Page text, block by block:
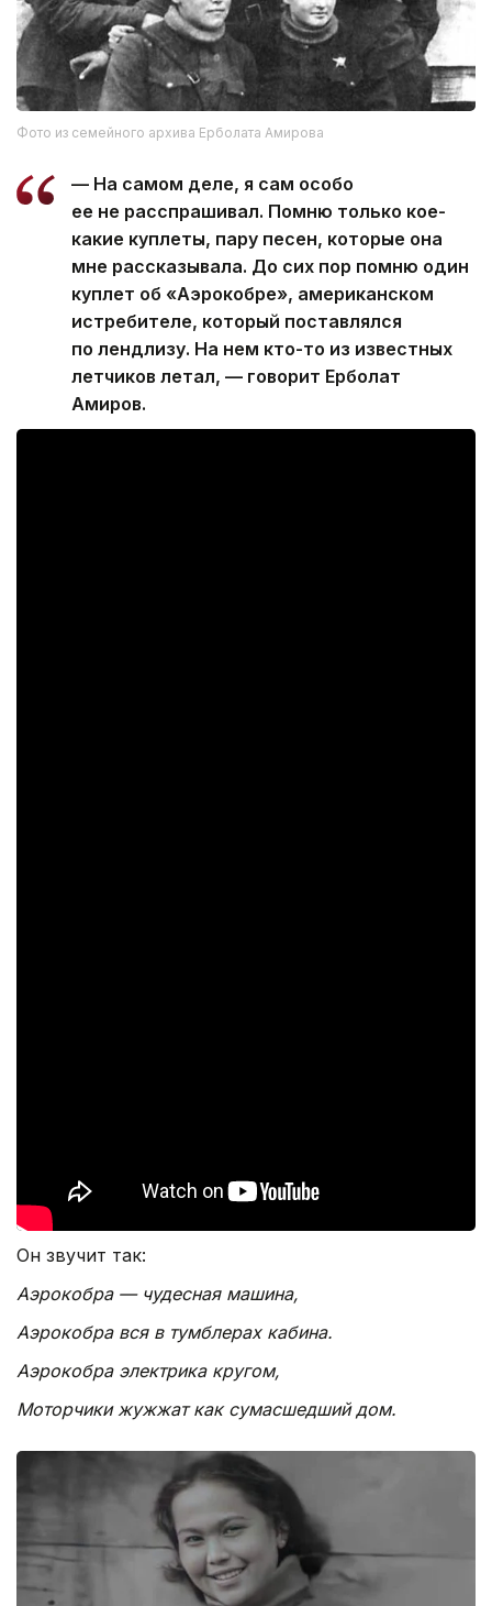
Фото из семейного архива Ерболата Амирова
— На самом деле, я сам особо
ее не расспрашивал. Помню только кое-
какие куплеты, пару песен, которые она
мне рассказывала. До сих пор помню один
куплет об «Аэрокобре», американском
истребителе, который поставлялся
по лендлизу. На нем кто-то из известных
летчиков летал, — говорит Ерболат
Амиров.
Он звучит так:
Аэрокобра — чудесная машина,
Аэрокобра вся в тумблерах кабина.
Аэрокобра электрика кругом,
Моторчики жужжат как сумасшедший дом.